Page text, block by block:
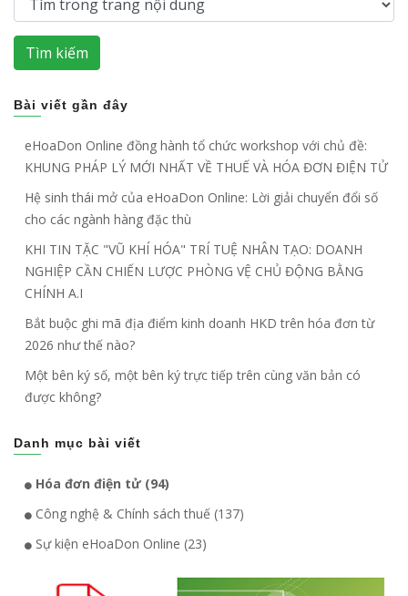
Tìm kiếm
Bài viết gần đây
eHoaDon Online đồng hành tổ chức workshop với chủ đề:
KHUNG PHÁP LÝ MỚI NHẤT VỀ THUẾ VÀ HÓA ĐƠN ĐIỆN TỬ
Hệ sinh thái mở của eHoaDon Online: Lời giải chuyển đổi số
cho các ngành hàng đặc thù
KHI TIN TẶC "VŨ KHÍ HÓA" TRÍ TUỆ NHÂN TẠO: DOANH
NGHIỆP CẦN CHIẾN LƯỢC PHÒNG VỆ CHỦ ĐỘNG BẰNG
CHÍNH A.I
Bắt buộc ghi mã địa điểm kinh doanh HKD trên hóa đơn từ
2026 như thế nào?
Một bên ký số, một bên ký trực tiếp trên cùng văn bản có
được không?
Danh mục bài viết
Hóa đơn điện tử (94)
Công nghệ & Chính sách thuế (137)
Sự kiện eHoaDon Online (23)